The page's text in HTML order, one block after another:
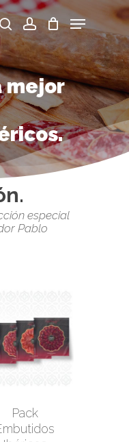
searchaccount
Menu
Cart
mejor
especial
Pablo
Pack
Close
Menu